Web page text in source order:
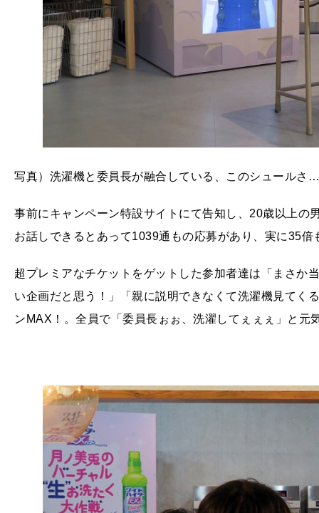
写真）洗濯機と委員長が融合している、このシュールさ…
事前にキャンペーン特設サイトにて告知し、20歳以上の
お話しできるとあって1039通もの応募があり、実に35倍
超プレミアなチケットをゲットした参加者達は「まさか
い企画だと思う！」「親に説明できなくて洗濯機見てく
ンMAX！。全員で「委員長ぉぉ、洗濯してぇぇぇ」と元